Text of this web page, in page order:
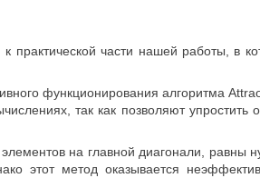
практической части нашей работы, в
функционирования алгоритма
так как позволяют
на главной диагонали, равны
этот метод оказывается